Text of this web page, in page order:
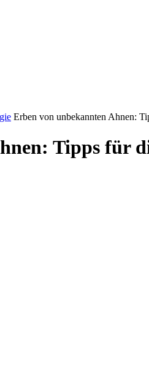
Erben von unbekannten Ahnen:
Tipps für